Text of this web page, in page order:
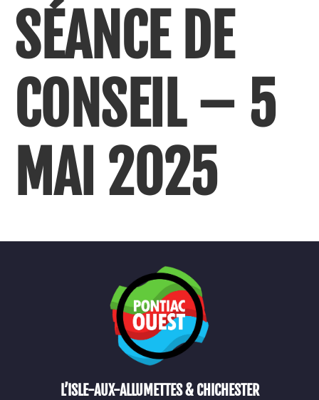
SÉANCE DE
CONSEIL – 5
MAI 2025
L’ISLE-AUX-ALLUMETTES & CHICHESTER